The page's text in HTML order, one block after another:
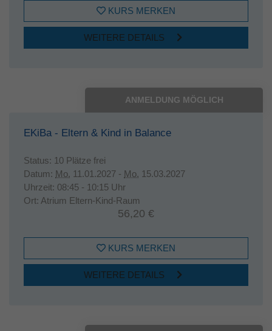
KURS MERKEN
WEITERE DETAILS
ANMELDUNG MÖGLICH
EKiBa - Eltern & Kind in Balance
Status: 10 Plätze frei
Datum: Mo. 11.01.2027 - Mo. 15.03.2027
Uhrzeit: 08:45 - 10:15 Uhr
Ort: Atrium Eltern-Kind-Raum
56,20 €
KURS MERKEN
WEITERE DETAILS